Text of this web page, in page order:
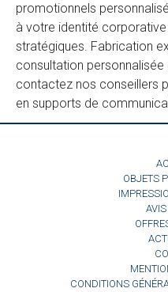
promotionnels
à votre identité
stratégiques. Fabrication
consultation
contactez nos conseillers
en supports de
OBJETS
CONDITIONS